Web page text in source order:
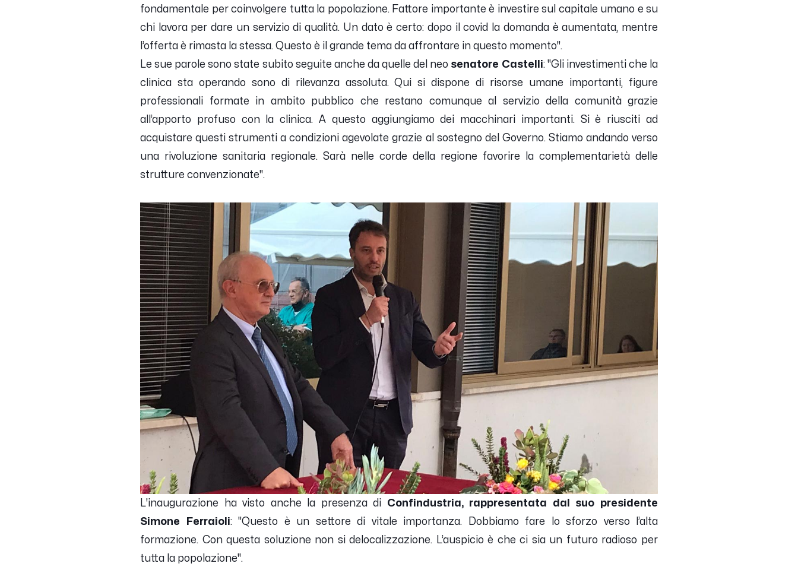
fondamentale per coinvolgere tutta la popolazione. Fattore importante è investire sul capitale umano e su
chi lavora per dare un servizio di qualità. Un dato è certo: dopo il covid la domanda è aumentata, mentre
l’offerta è rimasta la stessa. Questo è il grande tema da affrontare in questo momento''.
Le sue parole sono state subito seguite anche da quelle del neo senatore Castelli: ''Gli investimenti che la
clinica sta operando sono di rilevanza assoluta. Qui si dispone di risorse umane importanti, figure
professionali formate in ambito pubblico che restano comunque al servizio della comunità grazie
all’apporto profuso con la clinica. A questo aggiungiamo dei macchinari importanti. Si è riusciti ad
acquistare questi strumenti a condizioni agevolate grazie al sostegno del Governo. Stiamo andando verso
una rivoluzione sanitaria regionale. Sarà nelle corde della regione favorire la complementarietà delle
strutture convenzionate''.
L'inaugurazione ha visto anche la presenza di Confindustria, rappresentata dal suo presidente
Simone Ferraioli: ''Questo è un settore di vitale importanza. Dobbiamo fare lo sforzo verso l’alta
formazione. Con questa soluzione non si delocalizzazione. L’auspicio è che ci sia un futuro radioso per
tutta la popolazione''.